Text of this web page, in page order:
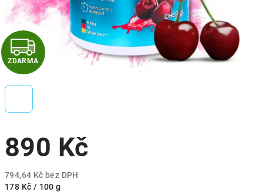
890 Kč
794,64 Kč bez DPH
Měrná
178 Kč / 100 g
Z
D
M
A
ZDARMA